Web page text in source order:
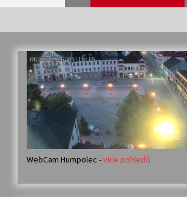
Veselí muzikanti
30. 7. 2026
Votavžatský ploty
23. 7. 2026
14. 7. 2026
WebCam Humpolec -více pohledů